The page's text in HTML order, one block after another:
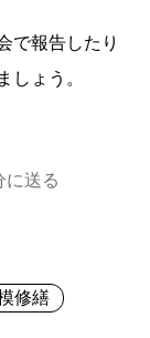
で報告したり
しょう。
に送る
修繕